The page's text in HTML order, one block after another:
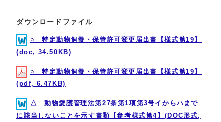
ダウンロードファイル
○ 特定動物飼養・保管許可変更届出書【様式第19】
(doc, 34.50KB)
○ 特定動物飼養・保管許可変更届出書【様式第19】
(pdf, 6.47KB)
△ 動物愛護管理法第27条第1項第3号イからハまで
に該当しないことを示す書類【参考様式第4】(DOC形式,